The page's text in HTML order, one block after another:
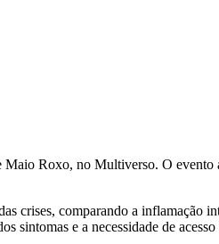
Roxo, no Multiverso. O evento
crises, comparando a inflamação
sintomas e a necessidade de